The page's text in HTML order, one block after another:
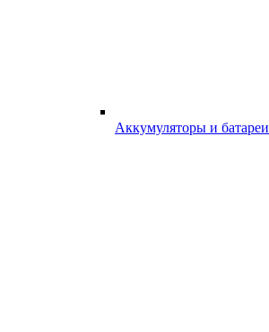
Аккумуляторы и батареи